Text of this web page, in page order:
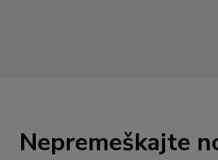
Nepremeškajte